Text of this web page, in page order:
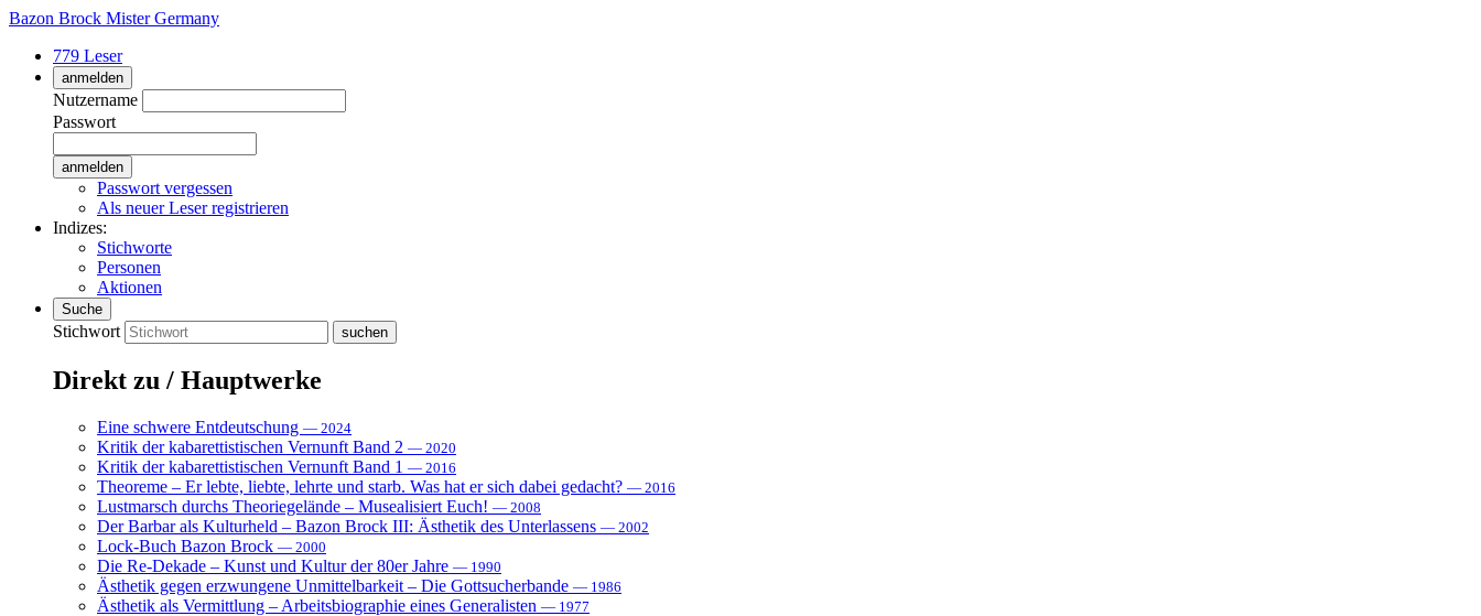
Bazon Brock Mister Germany
779 Leser
anmelden
Nutzername
Passwort
Passwort vergessen
Als neuer Leser registrieren
Indizes:
Stichworte
Personen
Aktionen
Suche
Stichwort
Direkt zu / Hauptwerke
Eine schwere Entdeutschung — 2024
Kritik der kabarettistischen Vernunft Band 2 — 2020
Kritik der kabarettistischen Vernunft Band 1 — 2016
Theoreme – Er lebte, liebte, lehrte und starb. Was hat er sich dabei gedacht? — 2016
Lustmarsch durchs Theoriegelände – Musealisiert Euch! — 2008
Der Barbar als Kulturheld – Bazon Brock III: Ästhetik des Unterlassens — 2002
Lock-Buch Bazon Brock — 2000
Die Re-Dekade – Kunst und Kultur der 80er Jahre — 1990
Ästhetik gegen erzwungene Unmittelbarkeit – Die Gottsucherbande — 1986
Ästhetik als Vermittlung – Arbeitsbiographie eines Generalisten — 1977